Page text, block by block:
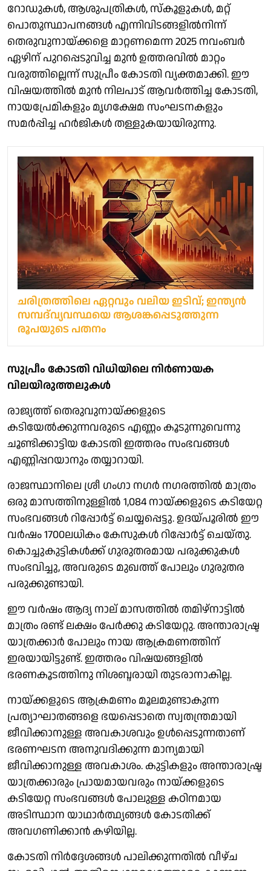
റോഡുകള്‍, ആശുപത്രികള്‍, സ്‌കൂളുകള്‍, മറ്റ്
പൊതുസ്ഥാപനങ്ങള്‍ എന്നിവിടങ്ങളില്‍നിന്ന്
തെരുവുനായ്ക്കളെ മാറ്റണമെന്ന 2025 നവംബര്‍
ഏഴിന് പുറപ്പെടുവിച്ച മുന്‍ ഉത്തരവില്‍ മാറ്റം
വരുത്തില്ലെന്ന് സുപ്രീം കോടതി വ്യക്തമാക്കി. ഈ
വിഷയത്തില്‍ മുന്‍ നിലപാട് ആവര്‍ത്തിച്ച കോടതി,
നായപ്രേമികളും മൃഗക്ഷേമ സംഘടനകളും
സമര്‍പ്പിച്ച ഹര്‍ജികള്‍ തള്ളുകയായിരുന്നു.
ചരിത്രത്തിലെ ഏറ്റവും വലിയ ഇടിവ്; ഇന്ത്യന്‍
സമ്പദ്‌വ്യവസ്ഥയെ ആശങ്കപ്പെടുത്തുന്ന
രൂപയുടെ പതനം
സുപ്രീം കോടതി വിധിയിലെ നിര്‍ണായക
വിലയിരുത്തലുകള്‍
രാജ്യത്ത് തെരുവുനായ്ക്കളുടെ
കടിയേൽക്കുന്നവരുടെ എണ്ണം കൂടുന്നുവെന്നു
ചൂണ്ടിക്കാട്ടിയ കോടതി ഇത്തരം സംഭവങ്ങള്‍
എണ്ണിപ്പറയാനും തയ്യാറായി.
രാജസ്ഥാനിലെ ശ്രീ ഗംഗാ നഗര്‍ നഗരത്തില്‍ മാത്രം
ഒരു മാസത്തിനുള്ളില്‍ 1,084 നായ്ക്കളുടെ കടിയേറ്റ
സംഭവങ്ങള്‍ റിപ്പോര്‍ട്ട് ചെയ്യപ്പെട്ടു. ഉദയ്പൂരില്‍ ഈ
വര്‍ഷം 1700ലധികം കേസുകള്‍ റിപ്പോര്‍ട്ട് ചെയ്തു.
കൊച്ചുകുട്ടികള്‍ക്ക് ഗുരുതരമായ പരുക്കുകള്‍
സംഭവിച്ചു, അവരുടെ മുഖത്ത് പോലും ഗുരുതര
പരുക്കുണ്ടായി.
ഈ വര്‍ഷം ആദ്യ നാല് മാസത്തിൽ തമിഴ്നാട്ടില്‍
മാത്രം രണ്ട് ലക്ഷം പേർക്കു കടിയേറ്റു. അന്താരാഷ്ട്ര
യാത്രക്കാര്‍ പോലും നായ ആക്രമണത്തിന്
ഇരയായിട്ടുണ്ട്. ഇത്തരം വിഷയങ്ങളില്‍
ഭരണകൂടത്തിനു നിശബ്ദരായി തുടരാനാകില്ല.
നായ്ക്കളുടെ ആക്രമണം മൂലമുണ്ടാകുന്ന
പ്രത്യാഘാതങ്ങളെ ഭയപ്പെടാതെ സ്വതന്ത്രമായി
ജീവിക്കാനുള്ള അവകാശവും ഉള്‍പ്പെടുന്നതാണ്
ഭരണഘടന അനുവദിക്കുന്ന മാന്യമായി
ജീവിക്കാനുള്ള അവകാശം. കുട്ടികളും അന്താരാഷ്ട്ര
യാത്രക്കാരും പ്രായമായവരും നായ്ക്കളുടെ
കടിയേറ്റ സംഭവങ്ങള്‍ പോലുള്ള കഠിനമായ
അടിസ്ഥാന യാഥാര്‍ത്ഥ്യങ്ങള്‍ കോടതിക്ക്
അവഗണിക്കാന്‍ കഴിയില്ല.
കോടതി നിര്‍ദ്ദേശങ്ങള്‍ പാലിക്കുന്നതില്‍ വീഴ്ച